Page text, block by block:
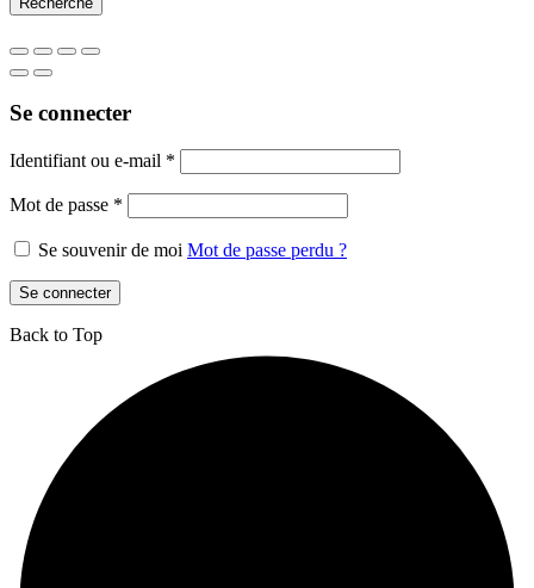
Se connecter
Identifiant ou e-mail *
Mot de passe *
Se souvenir de moi Mot de passe perdu ?
Se connecter
Back to Top